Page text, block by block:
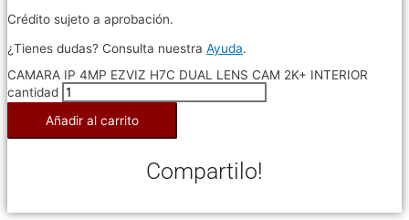
Crédito sujeto a aprobación.
¿Tienes dudas? Consulta nuestra Ayuda.
CAMARA IP 4MP EZVIZ H7C DUAL LENS CAM 2K+ INTERIOR
cantidad
Añadir al carrito
Compartilo!